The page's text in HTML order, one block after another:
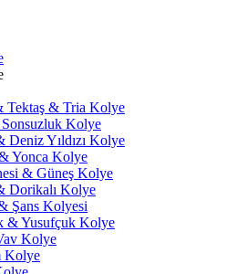
Tektaş & Tria Kolye
Kolye
Deniz Yıldızı Kolye
Yonca Kolye
& Güneş Kolye
Dorikalı Kolye
Şans Kolyesi
& Yusufçuk Kolye
Kolye
Kolye